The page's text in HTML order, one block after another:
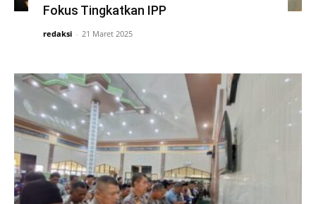
Fokus Tingkatkan IPP
redaksi - 21 Maret 2025